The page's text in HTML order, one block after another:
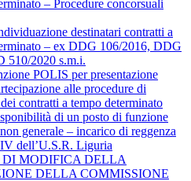
– Procedure concorsuali
destinatari contratti a
– ex DDG 106/2016, DDG
510/2020 s.m.i.
POLIS per presentazione
alle procedure di
contratti a tempo determinato
di un posto di funzione
generale – incarico di reggenza
dell’U.S.R. Liguria
DI MODIFICA DELLA
DELLA COMMISSIONE